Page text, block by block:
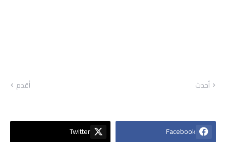
أحدث أقدم
Facebook
Twitter